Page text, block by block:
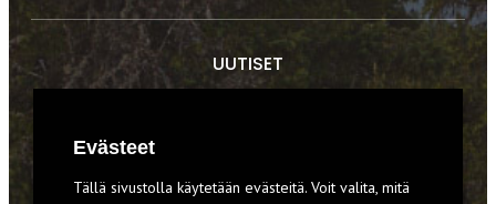
UUTISET
VARUSTEET
Evästeet
Tällä sivustolla käytetään evästeitä. Voit valita, mitä